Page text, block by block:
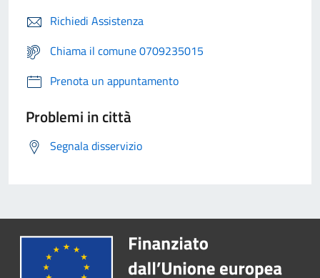
Richiedi Assistenza
Chiama il comune 0709235015
Prenota un appuntamento
Problemi in città
Segnala disservizio